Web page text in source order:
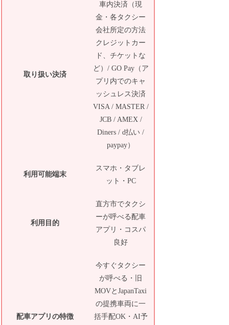
取り扱い決済
車内決済（現
金・各タクシー
会社所定の方法
クレジットカー
ド、チケットな
ど）/ GO Pay（ア
プリ内でのキャ
ッシュレス決済
VISA / MASTER /
JCB / AMEX /
Diners / d払い /
paypay）
利用可能端末
スマホ・タブレ
ット・PC
利用目的
直方市でタクシ
ーが呼べる配車
アプリ・コスパ
良好
配車アプリの特徴
今すぐタクシー
が呼べる・旧
MOVとJapanTaxi
の提携車両に一
括手配OK・AI予